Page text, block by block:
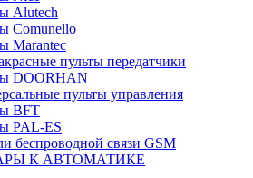
Alutech
Сomunello
Marantec
пульты передатчики
DOORHAN
пульты управления
BFT
PAL-ES
беспроводной связи GSM
К АВТОМАТИКЕ